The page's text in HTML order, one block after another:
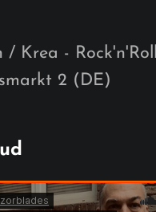
/ Krea - Rock'n'Roll
2 (DE)